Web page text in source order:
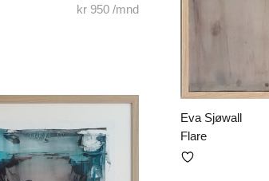
kr 950 /mnd
Eva Sjøwall
Flare